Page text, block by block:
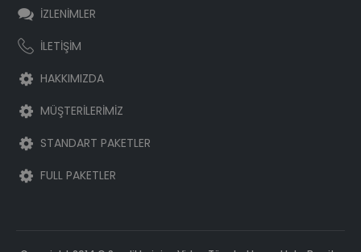
İZLENİMLER
İLETİŞİM
HAKKIMIZDA
MÜŞTERİLERİMİZ
STANDART PAKETLER
FULL PAKETLER